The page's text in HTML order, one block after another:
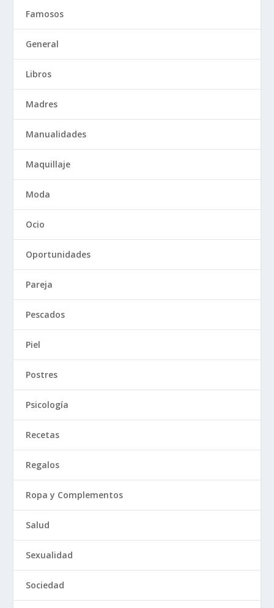
Famosos
General
Libros
Madres
Manualidades
Maquillaje
Moda
Ocio
Oportunidades
Pareja
Pescados
Piel
Postres
Psicología
Recetas
Regalos
Ropa y Complementos
Salud
Sexualidad
Sociedad